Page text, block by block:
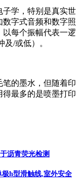
子学，特别是真实世
字式音频和数字照
以每个振幅代表一逻
/或低）。
的墨水，但随着印
最多的是喷墨打印
沥青荧光检测
h型滑触线,室外安全